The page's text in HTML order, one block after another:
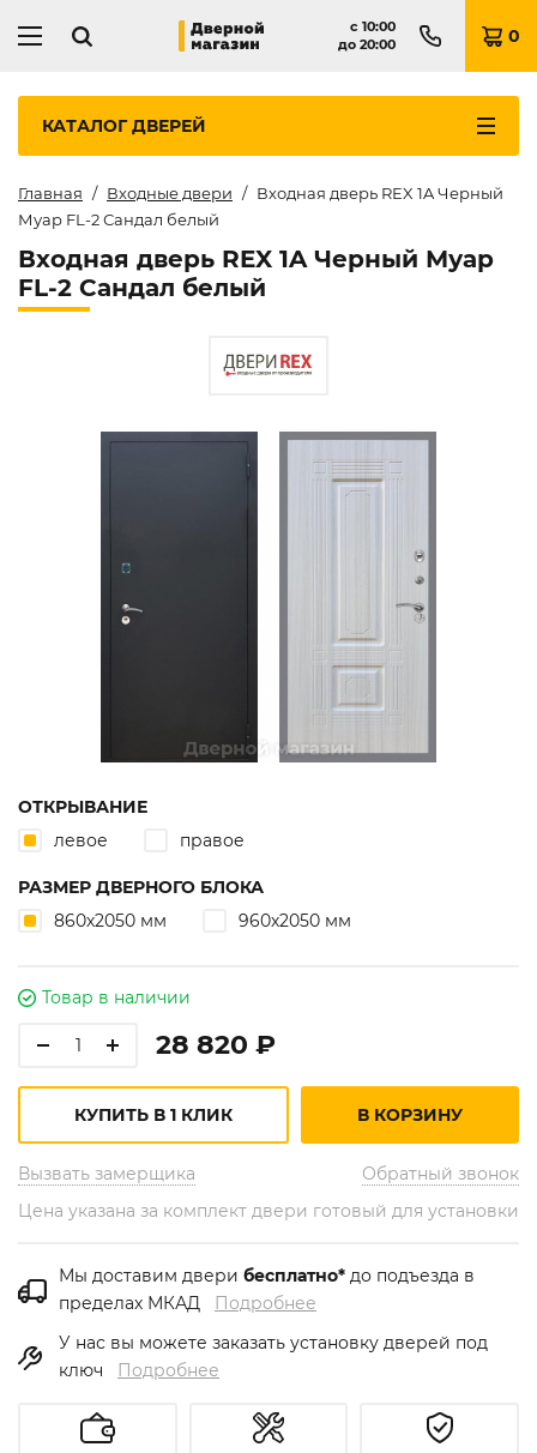
с 10:00
до 20:00 0
КАТАЛОГДВЕРЕЙ
Главная Входные двери
Входная дверь REX 1A Черный
Муар FL-2 Сандал белый
Входная дверь REX 1A Черный Муар
FL-2 Сандал белый
ОТКРЫВАНИЕ
левое
правое
РАЗМЕР ДВЕРНОГО БЛОКА
860х2050 мм
960х2050 мм
Товар в наличии
28 820 ₽
Вызвать замерщика Обратный звонок
КУПИТЬ В 1 КЛИК В КОРЗИНУ
Цена указана за комплект двери готовый для установки
Мы доставим двери бесплатно* до подъезда в
пределах МКАД Подробнее
У нас вы можете заказать установку дверей под
ключ Подробнее